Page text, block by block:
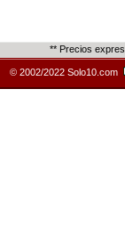
** Precios
© 2002/2022 Solo10.com